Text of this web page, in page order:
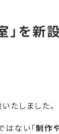
」を新
たしました。
はない「制作